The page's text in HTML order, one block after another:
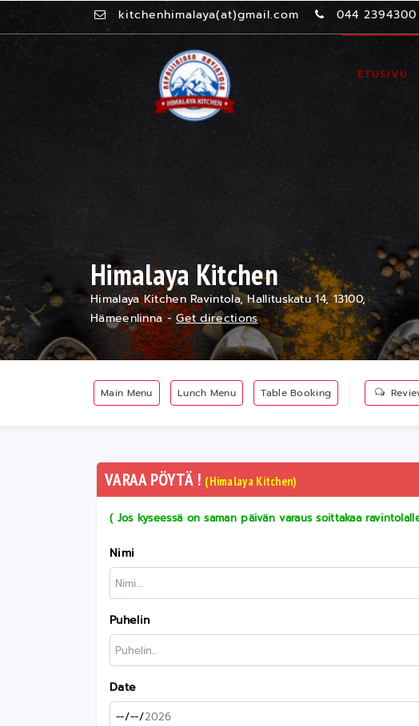
kitchenhimalaya(at)gmail.com 044 2394300
ETUSIVU
Himalaya Kitchen
Himalaya Kitchen Ravintola, Hallituskatu 14, 13100,
Hämeenlinna -Get directions
Main Menu Lunch Menu Table Booking
VARAA PÖYTÄ ! (Himalaya Kitchen)
( Jos kyseessä on saman päivän varaus soittakaa
Nimi
Puhelin
Date